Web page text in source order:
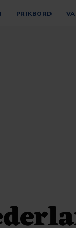
PRIKBORD